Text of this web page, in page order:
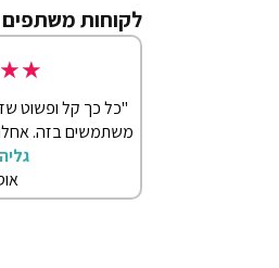
לקוחות משתפים
★
★
"כל כך קל ופשוט
משתמשים בזה.